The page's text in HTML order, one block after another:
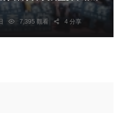
7,395 觀看 4 分享